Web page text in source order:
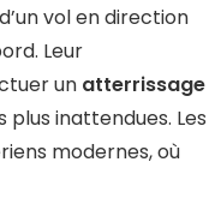
vol en direction
Leur
un atterrissage
inattendues. Les
modernes, où